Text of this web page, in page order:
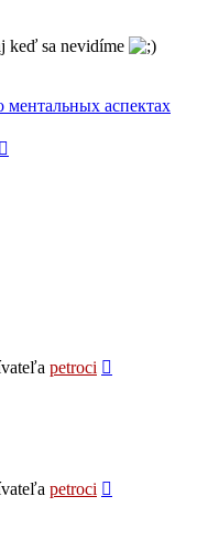
keď sa nevidíme
ментальных аспектах
petroci
petroci